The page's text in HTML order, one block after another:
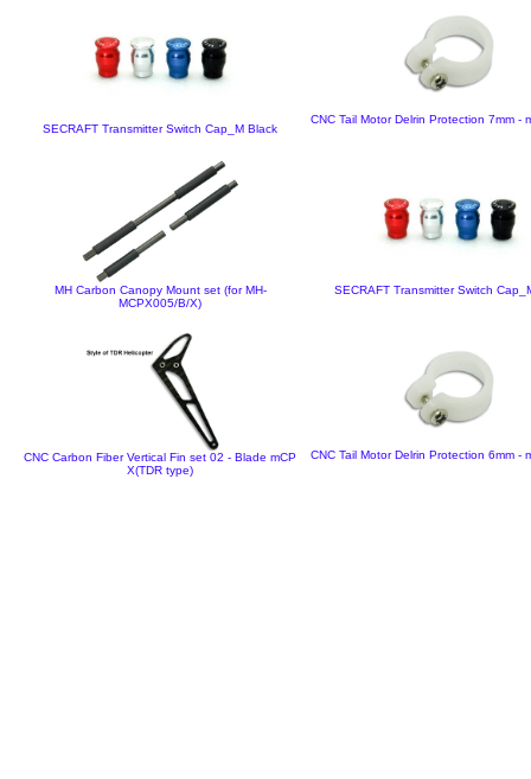
SECRAFT Transmitter Switch Cap_M Black
CNC Tail Motor Delrin Protection 7mm -
MH Carbon Canopy Mount set (for MH-
MCPX005/B/X)
SECRAFT Transmitter Switch
CNC Carbon Fiber Vertical Fin set 02 - Blade mCP
X(TDR type)
CNC Tail Motor Delrin Protection 6mm -